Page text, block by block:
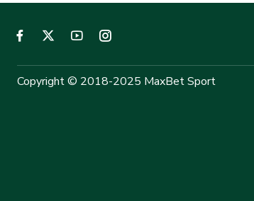
Copyright © 2018-2025 MaxBet Sport